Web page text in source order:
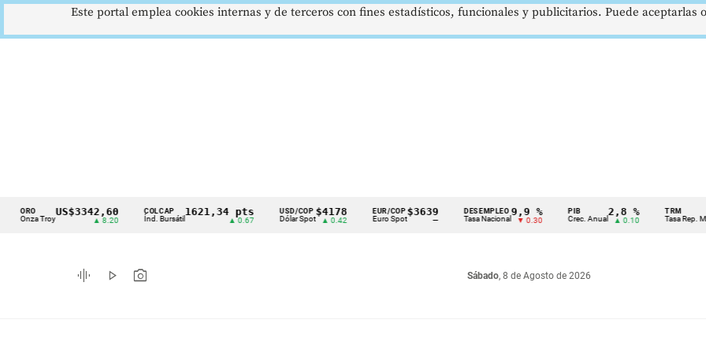
Cintillo
indicadores
económicos
Troy
US$3342,60 COLCAP
Índ. Bursátil
1621,34 pts USD/COP
Dólar Spot
$4178
▲ 0.42
EUR/COP
Euro Spot
$3639
—
DESEMPLEO
Tasa Nacional
9,9 %
▼ 0.30
PIB
Crec. Anual
2,8 %
▲ 0.10
TRM
Tasa Rep. Moneda
graphic_eq play_arrow photo_camera Sábado, 8 de Agosto de 2026
Este portal emplea cookies internas y de terceros con fines estadísticos, funcionales y publicitarios. Puede aceptarlas